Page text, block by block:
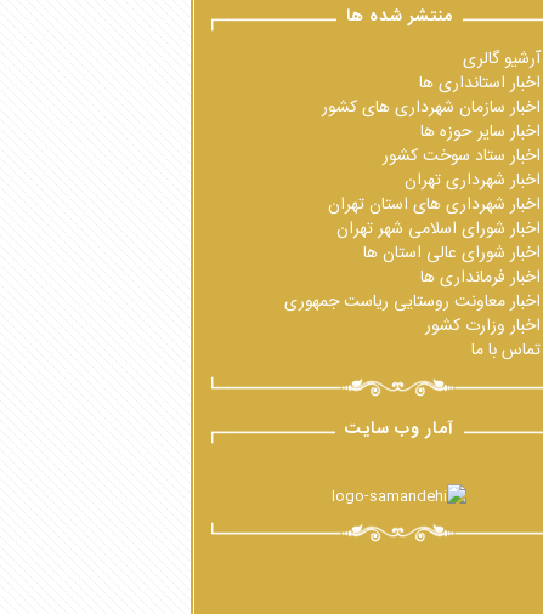
منتشر شده ها
آرشیو گالری
اخبار استانداری ها
اخبار سازمان شهرداری های کشور
اخبار سایر حوزه ها
اخبار ستاد سوخت کشور
اخبار شهرداری تهران
اخبار شهرداری های استان تهران
اخبار شورای اسلامی شهر تهران
اخبار شورای عالی استان ها
اخبار فرمانداری ها
اخبار معاونت روستایی ریاست جمهوری
اخبار وزارت کشور
تماس با ما
آمار وب سایت